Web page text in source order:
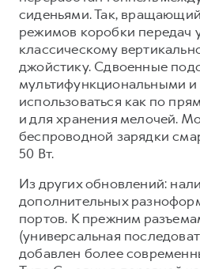
сиденьями. Так,
режимов коробки передач
классическому
джойстику. Сдвоенные
мультифункциональными и
использоваться как по
и для хранения мелочей.
беспроводной зарядки
50 Вт.
Из других обновлений:
дополнительных
портов. К прежним
(универсальная
добавлен более